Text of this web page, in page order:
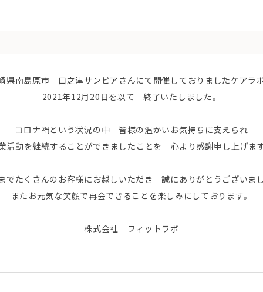
県南島原市 口之津サンピアさんにて開催しておりましたケアラ
2021年12月20日を以て 終了いたしました。
コロナ禍という状況の中 皆様の温かいお気持ちに支えられ
活動を継続することができましたことを 心より感謝申し上げま
でたくさんのお客様にお越しいただき 誠にありがとうございま
またお元気な笑顔で再会できることを楽しみにしております。
株式会社 フィットラボ